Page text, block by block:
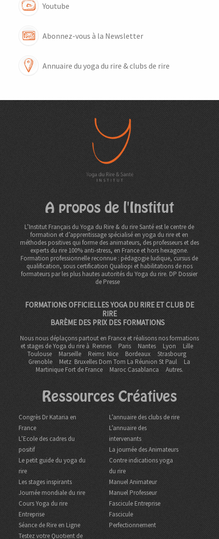
Youtube
Abonnez-vous à la Newsletter
Annuaire du yoga du rire & clubs de rire
A propos de l'Institut
L’Institut Français du Yoga du Rire & du rire Santé est le centre de
formation et d’apprentissage spécialisé en yoga du rire et en
méthodes positives qui forme des animateurs, des professeurs et des
experts du rire 100% anti-stress, en France et hors hexagone.
Formation professionnelle reconnue : pédagogie ludique, cursus de
qualification, sous certification Qualiopi et habilitations de nos
formateurs par les plus hautes autorités du Yoga du rire. DPDossier
de Presse
FORMATIONS OFFICIELLES YOGA DU RIRE ET CLUB DE
RIRE
BARÈME DES PRIX DES FORMATIONS
Nous nous déplaçons partout en France et réalisons nos formations
et stages de Yoga du rire à Rennes Paris Nantes Lyon
Lille
Toulouse
Marseille Reims Nice Bordeaux
Strasbourg
Grenoble
Metz Bruxelles Dom TomLa Réunion St Paul
La
Martinique Fort de France
Maroc Casablanca Autres.
Ressources Créatives
Congrès Dr Kataria en
France
L’Ecole des cadres du
positif
Le petit guide du yoga du
rire
Les stages inspirants
Journée mondiale du rire
Cours Yoga du rire
Entreprise
Séance de Rire en Ligne
Testez votre Quotient de
L’annuaire des clubs de rire
L’annuaire des
intervenants
La journée des Animateurs
Contre indications yoga
du rire
Manuel Animateur
Manuel Professeur
Fascicule Entreprise
Fascicule
Perfectionnement